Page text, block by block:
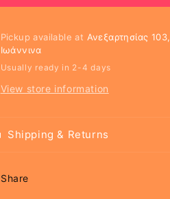
Be
Be
Pickup available at Ανεξαρτησίας 103,
Ιωάννινα
Usually ready in 2-4 days
View store information
Shipping & Returns
Share